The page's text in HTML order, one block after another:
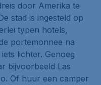
door Amerika te
stad is ingesteld op
typen hotels,
portemonnee na
lichter. Genoeg
bijvoorbeeld Las
. Of huur een camper